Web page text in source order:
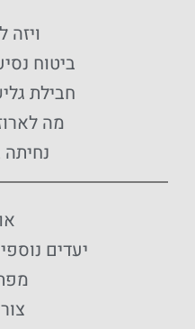
ויזה
ביטוח
חבילת
מה
יעדים